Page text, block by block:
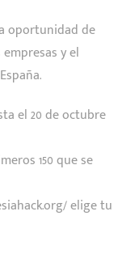
oportunidad de
y el
el 20 de octubre
150 que se
elige tu